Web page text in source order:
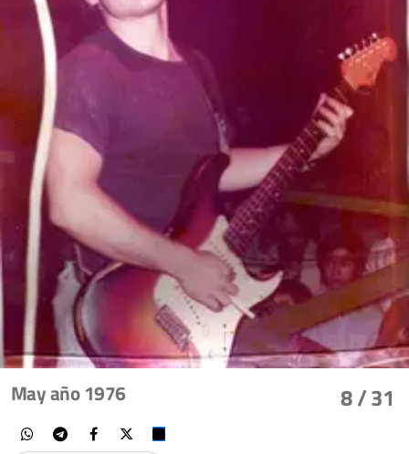
8/ 31
May año 1976